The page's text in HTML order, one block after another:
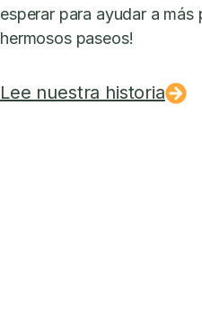
esperar para ayudar a
hermosos paseos!
Lee nuestra historia